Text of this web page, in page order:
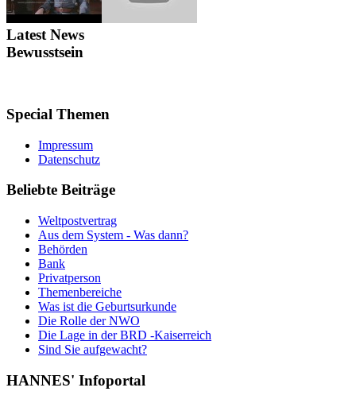
LatestNews
Bewusstsein
Special Themen
Impressum
Datenschutz
Beliebte Beiträge
Weltpostvertrag
Aus dem System - Was dann?
Behörden
Bank
Privatperson
Themenbereiche
Was ist die Geburtsurkunde
Die Rolle der NWO
Die Lage in der BRD -Kaiserreich
Sind Sie aufgewacht?
HANNES' Infoportal